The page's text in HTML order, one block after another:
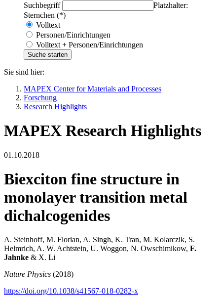
Suchbegriff
Platzhalter:
Sternchen (*)
Volltext
Personen/Einrichtungen
Volltext + Personen/Einrichtungen
Sie sind hier:
MAPEX Center for Materials and Processes
Forschung
Research Highlights
MAPEX Research Highlights
01.10.2018
Biexciton fine structure in
monolayer transition metal
dichalcogenides
A. Steinhoff, M. Florian, A. Singh, K. Tran, M. Kolarczik, S.
Helmrich, A. W. Achtstein, U. Woggon, N. Owschimikow, F.
Jahnke & X. Li
Nature Physics (2018)
https://doi.org/10.1038/s41567-018-0282-x